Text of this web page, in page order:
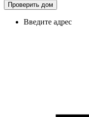
Проверить дом
Введите адрес